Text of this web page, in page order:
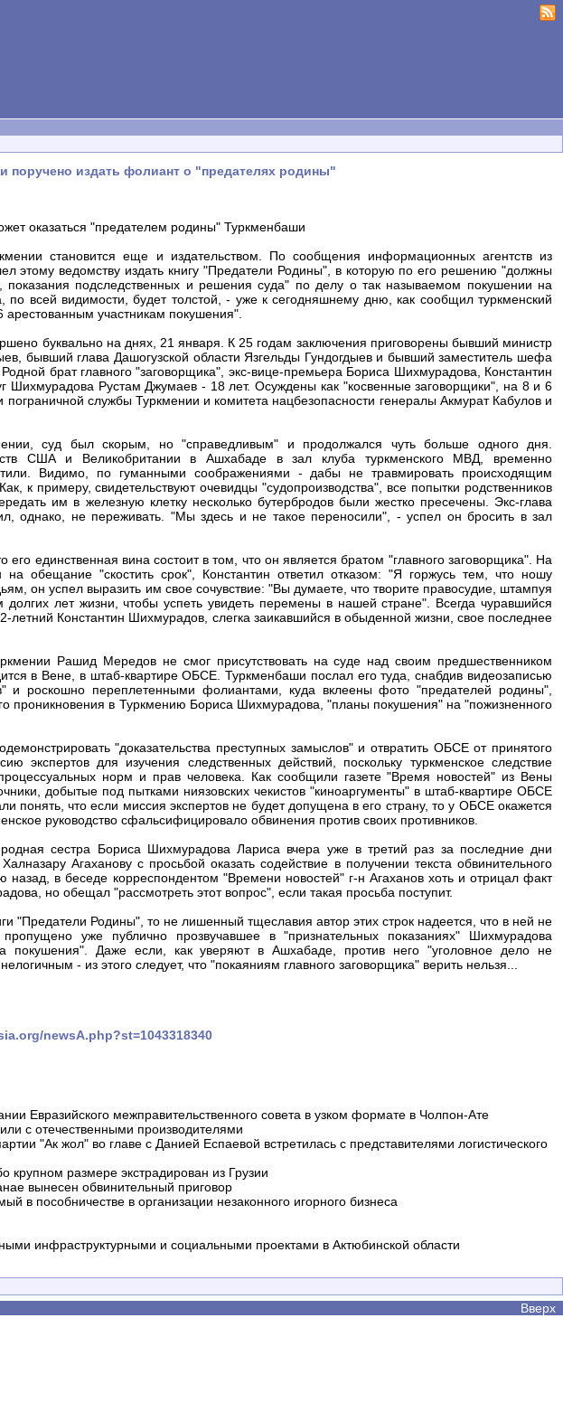
поручено издать фолиант о "предателях родины"
оказаться "предателем родины" Туркменбаши
становится еще и издательством. По сообщения информационных агентств из
этому ведомству издать книгу "Предатели Родины", в которую по его решению "должны
показания подследственных и решения суда" по делу о так называемом покушении на
по всей видимости, будет толстой, - уже к сегодняшнему дню, как сообщил туркменский
арестованным участникам покушения".
буквально на днях, 21 января. К 25 годам заключения приговорены бывший министр
бывший глава Дашогузской области Язгельды Гундогдыев и бывший заместитель шефа
брат главного "заговорщика", экс-вице-премьера Бориса Шихмурадова, Константин
Шихмурадова Рустам Джумаев - 18 лет. Осуждены как "косвенные заговорщики", на 8 и 6
пограничной службы Туркмении и комитета нацбезопасности генералы Акмурат Кабулов и
суд был скорым, но "справедливым" и продолжался чуть больше одного дня.
США и Великобритании в Ашхабаде в зал клуба туркменского МВД, временно
Видимо, по гуманными соображениями - дабы не травмировать происходящим
к примеру, свидетельствуют очевидцы "судопроизводства", все попытки родственников
им в железную клетку несколько бутербродов были жестко пресечены. Экс-глава
однако, не переживать. "Мы здесь и не такое переносили", - успел он бросить в зал
его единственная вина состоит в том, что он является братом "главного заговорщика". На
обещание "скостить срок", Константин ответил отказом: "Я горжусь тем, что ношу
он успел выразить им свое сочувствие: "Вы думаете, что творите правосудие, штампуя
лет жизни, чтобы успеть увидеть перемены в нашей стране". Всегда чуравшийся
летний Константин Шихмурадов, слегка заикавшийся в обыденной жизни, свое последнее
Рашид Мередов не смог присутствовать на суде над своим предшественником
в Вене, в штаб-квартире ОБСЕ. Туркменбаши послал его туда, снабдив видеозаписью
и роскошно переплетенными фолиантами, куда вклеены фото "предателей родины",
проникновения в Туркмению Бориса Шихмурадова, "планы покушения" на "пожизненного
"доказательства преступных замыслов" и отвратить ОБСЕ от принятого
экспертов для изучения следственных действий, поскольку туркменское следствие
норм и прав человека. Как сообщили газете "Время новостей" из Вены
добытые под пытками ниязовских чекистов "киноаргументы" в штаб-квартире ОБСЕ
понять, что если миссия экспертов не будет допущена в его страну, то у ОБСЕ окажется
руководство сфальсифицировало обвинения против своих противников.
сестра Бориса Шихмурадова Лариса вчера уже в третий раз за последние дни
Агаханову с просьбой оказать содействие в получении текста обвинительного
назад, в беседе корреспондентом "Времени новостей" г-н Агаханов хоть и отрицал факт
но обещал "рассмотреть этот вопрос", если такая просьба поступит.
"Предатели Родины", то не лишенный тщеславия автор этих строк надеется, что в ней не
уже публично прозвучавшее в "признательных показаниях" Шихмурадова
покушения". Даже если, как уверяют в Ашхабаде, против него "уголовное дело не
- из этого следует, что "покаяниям главного заговорщика" верить нельзя...
newsA.php?st=1043318340
Евразийского межправительственного совета в узком формате в Чолпон-Ате
с отечественными производителями
"Ак жол" во главе с Данией Еспаевой встретилась с представителями логистического
размере экстрадирован из Грузии
вынесен обвинительный приговор
в пособничестве в организации незаконного игорного бизнеса
инфраструктурными и социальными проектами в Актюбинской области
Вверх